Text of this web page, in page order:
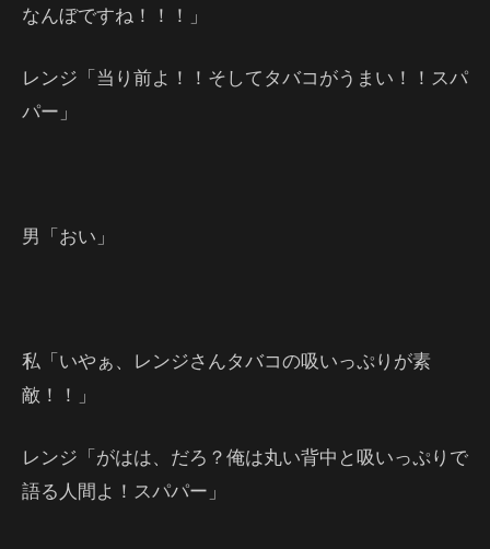
なんぼですね！！！」
レンジ「当り前よ！！そしてタバコがうまい！！スパ
パー」
男「おい」
私「いやぁ、レンジさんタバコの吸いっぷりが素
敵！！」
レンジ「がはは、だろ？俺は丸い背中と吸いっぷりで
語る人間よ！スパパー」